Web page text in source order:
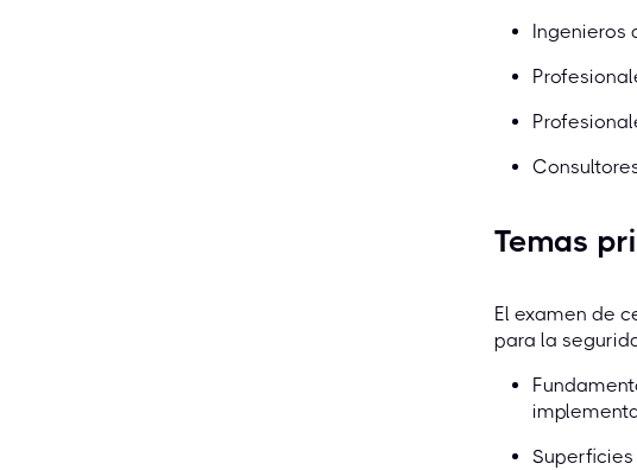
Ingenieros
Temas
El examen de
para la